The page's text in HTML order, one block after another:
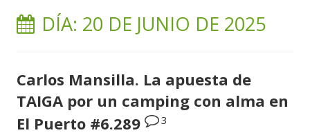
DÍA: 20 DE JUNIO DE 2025
Carlos Mansilla. La apuesta de
TAIGA por un camping con alma en
El Puerto #6.289
3